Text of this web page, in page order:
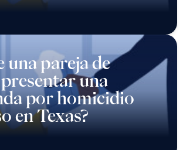
una pareja de
una
por homicidio
en Texas?